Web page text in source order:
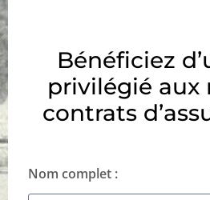
Bénéficiez
privilégié aux
contrats
Nom complet :